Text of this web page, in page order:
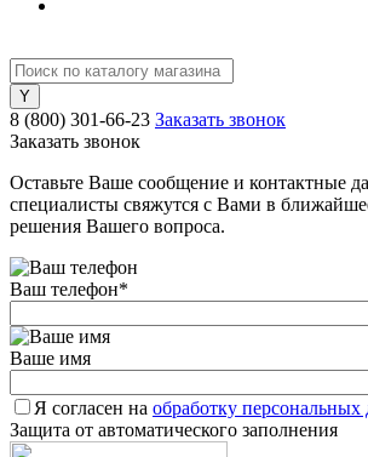
8 (800) 301-66-23 Заказать звонок
Заказать звонок
Оставьте Ваше сообщение и контактные
специалисты свяжутся с Вами в
решения Вашего вопроса.
Ваш телефон*
Ваше имя
Я согласен на обработку
Защита от автоматического заполнения